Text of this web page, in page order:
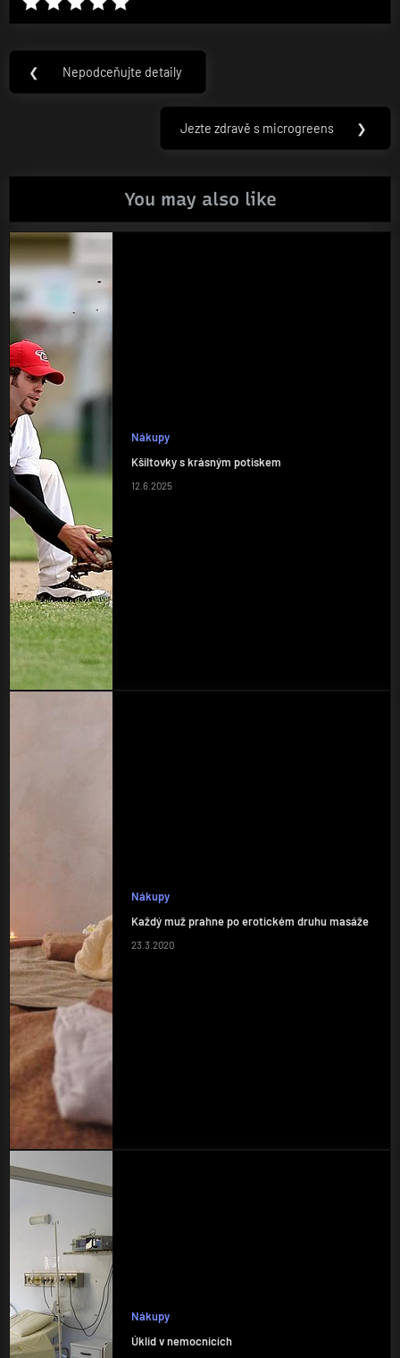
Navigace
pro
❮
Previous
Nepodceňujte detaily
Next
Jezte zdravě s microgreens ❯
You may also like
Nákupy
Kšiltovky s krásným potiskem
12.6.2025
Nákupy
Každý muž prahne po erotickém druhu masáže
23.3.2020
Nákupy
Úklid v nemocnicích